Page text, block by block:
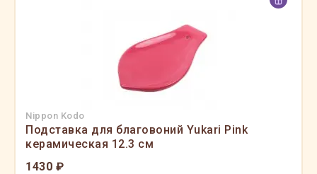
Nippon Kodo
Подставка для благовоний Yukari Pink
керамическая 12.3 см
1430 ₽